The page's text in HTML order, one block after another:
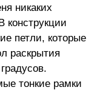
никаких
конструкции
петли, которые
раскрытия
тонкие рамки